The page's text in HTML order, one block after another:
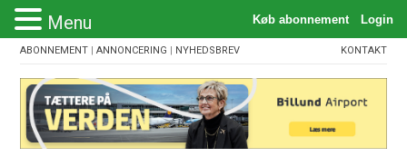
ABONNEMENT |ANNONCERING | NYHEDSBREV KONTAKT
Menu